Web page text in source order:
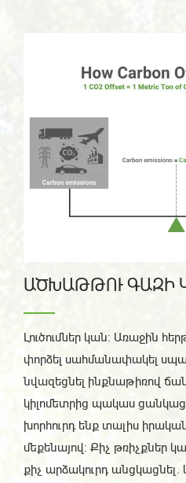
ԱԾԽԱԹԹՈՒ ԳԱԶԻ
Լուծումներ կան։ Առաջին
փորձել սահմանափակել
նվազեցնել ինքնաթիռով
կիլոմետրից պակաս
խորհուրդ ենք տալիս
մեքենայով: Քիչ թռիչքներ
քիչ արձակուրդ անցկացնել.